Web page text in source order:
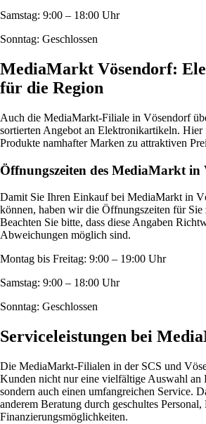
Samstag: 9:00 – 18:00 Uhr
Sonntag: Geschlossen
MediaMarkt Vösendorf:
für die Region
Auch die MediaMarkt-Filiale in Vösendorf
sortierten Angebot an Elektronikartikeln.
Produkte namhafter Marken zu attraktiven
Öffnungszeiten des MediaMarkt in
Damit Sie Ihren Einkauf bei MediaMarkt in
können, haben wir die Öffnungszeiten für Sie
Beachten Sie bitte, dass diese Angaben
Abweichungen möglich sind.
Montag bis Freitag: 9:00 – 19:00 Uhr
Samstag: 9:00 – 18:00 Uhr
Sonntag: Geschlossen
Serviceleistungen bei
Die MediaMarkt-Filialen in der SCS und
Kunden nicht nur eine vielfältige Auswahl an
sondern auch einen umfangreichen Service.
anderem Beratung durch geschultes Personal,
Finanzierungsmöglichkeiten.